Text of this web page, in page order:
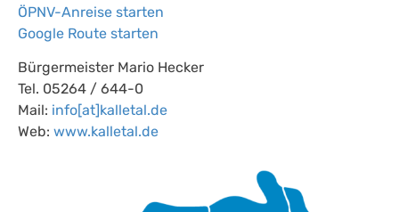
ÖPNV-Anreise starten
Google Route starten
Bürgermeister Mario Hecker
Tel. 05264 / 644-0
Mail: info[at]kalletal.de
Web: www.kalletal.de